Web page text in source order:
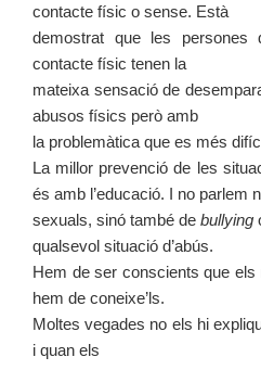
contacte físic o sense. Està
demostrat que les persones
contacte físic tenen la
mateixa sensació de
abusos físics però amb
la problemàtica que es més
La millor prevenció de les
és amb l’educació. I no parlem
sexuals, sinó també de bullying
qualsevol situació d’abús.
Hem de ser conscients que
hem de coneixe’ls.
Moltes vegades no els hi
i quan els